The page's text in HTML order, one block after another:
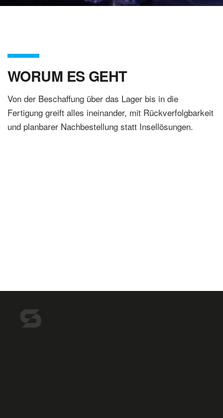
WORUM ES GEHT
Von der Beschaffung über das Lager bis in die
Fertigung greift alles ineinander, mit Rückverfolgbarkeit
und planbarer Nachbestellung statt Insellösungen.